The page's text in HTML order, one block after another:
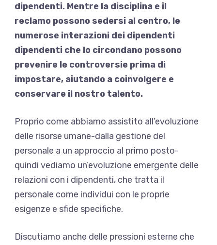
dipendenti. Mentre la disciplina e il
reclamo possono sedersi al centro, le
numerose interazioni dei dipendenti
dipendenti che lo circondano possono
prevenire le controversie prima di
impostare, aiutando a coinvolgere e
conservare il nostro talento.
Proprio come abbiamo assistito all’evoluzione
delle risorse umane-dalla gestione del
personale a un approccio al primo posto-
quindi vediamo un’evoluzione emergente delle
relazioni con i dipendenti, che tratta il
personale come individui con le proprie
esigenze e sfide specifiche.
Discutiamo anche delle pressioni esterne che